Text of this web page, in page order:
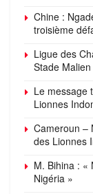
Chine :
troisième
Ligue des
Stade Malien
Le message
Lionnes
Cameroun –
des Lionnes
M. Bihina : «
Nigéria »